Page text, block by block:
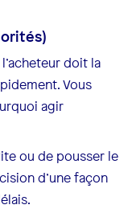
doit la
Vous
agir
ou de pousser le
d’une façon